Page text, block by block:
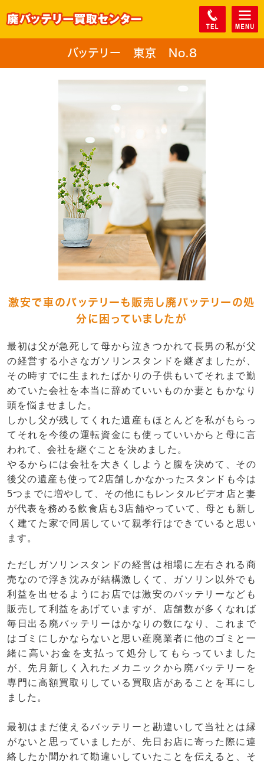
バッテリー 東京 No.8
激安で車のバッテリーも販売し廃バッテリーの処
分に困っていましたが
最初は父が急死して母から泣きつかれて長男の私が父
の経営する小さなガソリンスタンドを継ぎましたが、
その時すでに生まれたばかりの子供もいてそれまで勤
めていた会社を本当に辞めていいものか妻ともかなり
頭を悩ませました。
しかし父が残してくれた遺産もほとんどを私がもらっ
てそれを今後の運転資金にも使っていいからと母に言
われて、会社を継ぐことを決めました。
やるからには会社を大きくしようと腹を決めて、その
後父の遺産も使って2店舗しかなかったスタンドも今は
5つまでに増やして、その他にもレンタルビデオ店と妻
が代表を務める飲食店も3店舗やっていて、母とも新し
く建てた家で同居していて親孝行はできていると思い
ます。
ただしガソリンスタンドの経営は相場に左右される商
売なので浮き沈みが結構激しくて、ガソリン以外でも
利益を出せるようにお店では激安のバッテリーなども
販売して利益をあげていますが、店舗数が多くなれば
毎日出る廃バッテリーはかなりの数になり、これまで
はゴミにしかならないと思い産廃業者に他のゴミと一
緒に高いお金を支払って処分してもらっていました
が、先月新しく入れたメカニックから廃バッテリーを
専門に高額買取りしている買取店があることを耳にし
ました。
最初はまだ使えるバッテリーと勘違いして当社とは縁
がないと思っていましたが、先日お店に寄った際に連
絡したか聞かれて勘違いしていたことを伝えると、そ